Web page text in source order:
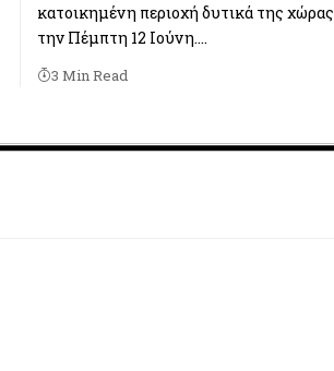
κατοικημένη περιοχή δυτικά της χώρας
την Πέμπτη 12 Ιούνη.…
3 Min Read